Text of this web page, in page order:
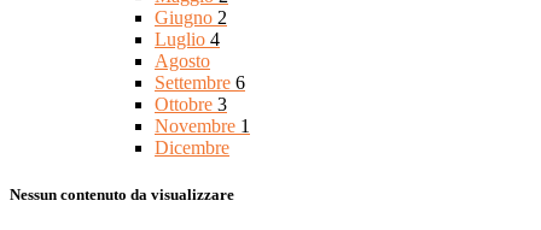
Giugno 2
Luglio 4
Agosto
Settembre 6
Ottobre 3
Novembre 1
Dicembre
Nessun contenuto da visualizzare